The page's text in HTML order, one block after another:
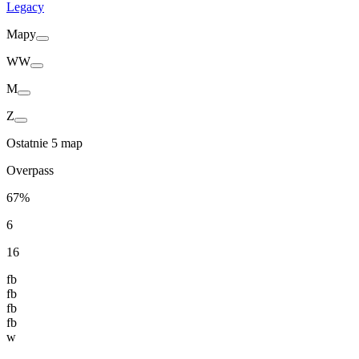
Legacy
Mapy
WW
M
Z
Ostatnie 5 map
Overpass
67%
6
16
fb
fb
fb
fb
w